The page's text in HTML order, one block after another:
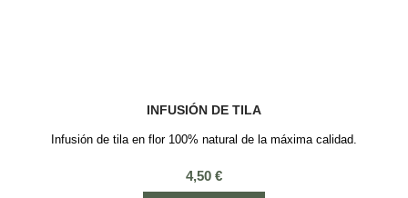
INFUSIÓN DE TILA
Infusión de tila en flor 100% natural de la máxima calidad.
Precio
4,50 €